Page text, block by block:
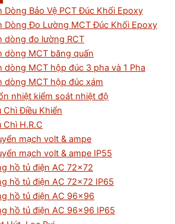
Dòng Bảo Vệ PCT Đúc Khối Epoxy
Dòng Đo Lường MCT Đúc Khối Epoxy
dòng đo lường RCT
dòng MCT băng quấn
dòng MCT hộp đúc 3 pha và 1 Pha
dòng MCT hộp đúc xám
nhiệt kiểm soát nhiệt độ
Chì Điều Khiển
Chì H.R.C
mạch volt & ampe
mạch volt & ampe IP55
hồ tủ điện AC 72×72
hồ tủ điện AC 72×72 IP65
hồ tủ điện AC 96×96
hồ tủ điện AC 96×96 IP65